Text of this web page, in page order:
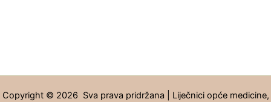
Copyright © 2026 Sva prava pridržana | Liječnici opće medicine,